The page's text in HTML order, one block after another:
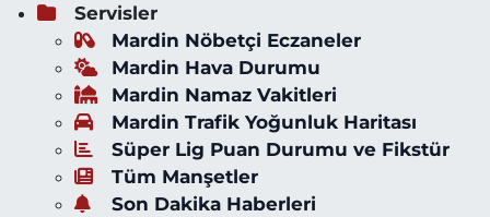
Servisler
Mardin Nöbetçi Eczaneler
Mardin Hava Durumu
Mardin Namaz Vakitleri
Mardin Trafik Yoğunluk Haritası
Süper Lig Puan Durumu ve Fikstür
Tüm Manşetler
Son Dakika Haberleri